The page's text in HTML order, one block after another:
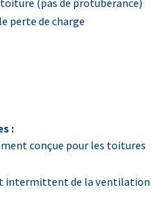
(pas de protubérance)
perte de charge
:
conçue pour les toitures
intermittent de la ventilation